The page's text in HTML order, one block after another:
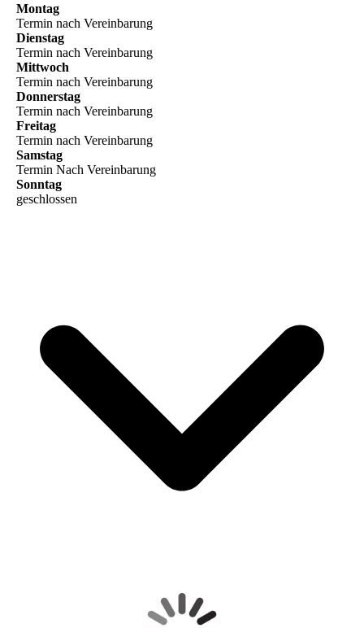
Montag
Termin nach Vereinbarung
Dienstag
Termin nach Vereinbarung
Mittwoch
Termin nach Vereinbarung
Donnerstag
Termin nach Vereinbarung
Freitag
Termin nach Vereinbarung
Samstag
Termin Nach Vereinbarung
Sonntag
geschlossen